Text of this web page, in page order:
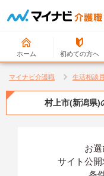
ホーム 初めての方へ
マイナビ介護職 生活相談員
村上市(新潟県)
お
サイト公開